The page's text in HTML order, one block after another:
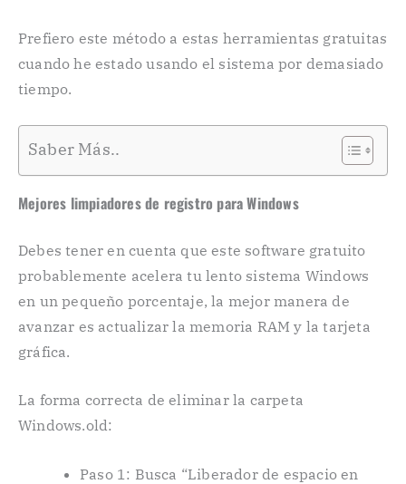
Prefiero este método a estas herramientas gratuitas
cuando he estado usando el sistema por demasiado
tiempo.
Saber Más..
Mejores limpiadores de registro para Windows
Debes tener en cuenta que este software gratuito
probablemente acelera tu lento sistema Windows
en un pequeño porcentaje, la mejor manera de
avanzar es actualizar la memoria RAM y la tarjeta
gráfica.
La forma correcta de eliminar la carpeta
Windows.old:
Paso 1: Busca “Liberador de espacio en